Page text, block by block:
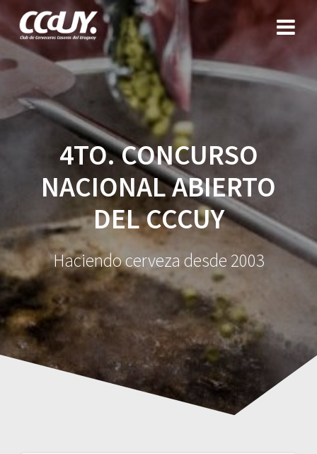
Saltar
contenido
4TO. CONCURSO
NACIONAL ABIERTO
DEL CCCUY
Haciendo cerveza desde 2003